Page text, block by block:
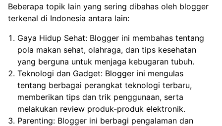
Beberapa topik lain yang sering dibahas oleh blogger
terkenal di Indonesia antara lain:
Gaya Hidup Sehat: Blogger ini membahas tentang
pola makan sehat, olahraga, dan tips kesehatan
yang berguna untuk menjaga kebugaran tubuh.
Teknologi dan Gadget: Blogger ini mengulas
tentang berbagai perangkat teknologi terbaru,
memberikan tips dan trik penggunaan, serta
melakukan review produk-produk elektronik.
Parenting: Blogger ini berbagi pengalaman dan